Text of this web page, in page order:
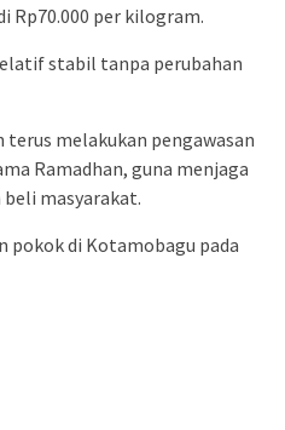
Rp70.000 per kilogram.
stabil tanpa perubahan
melakukan pengawasan
Ramadhan, guna menjaga
beli masyarakat.
pokok di Kotamobagu pada